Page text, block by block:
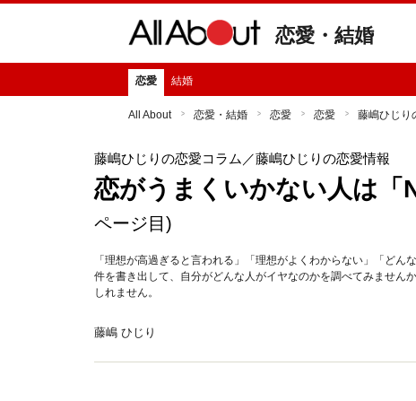
恋愛・結婚
恋愛 結婚
All About 恋愛・結婚 恋愛 恋愛 藤嶋ひじり
藤嶋ひじりの恋愛コラム ／藤嶋ひじりの恋愛情報
恋がうまくいかない人は「
ページ目)
「理想が高過ぎると言われる」「理想がよくわからない」「ど
件を書き出して、自分がどんな人がイヤなのかを調べてみませ
しれません。
藤嶋 ひじり